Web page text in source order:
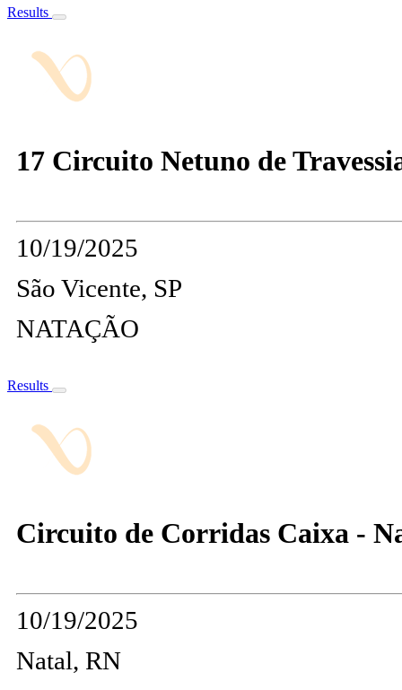
Results
17 Circuito Netuno de
10/19/2025
São Vicente, SP
NATAÇÃO
Results
Circuito de Corridas Caixa -
10/19/2025
Natal, RN